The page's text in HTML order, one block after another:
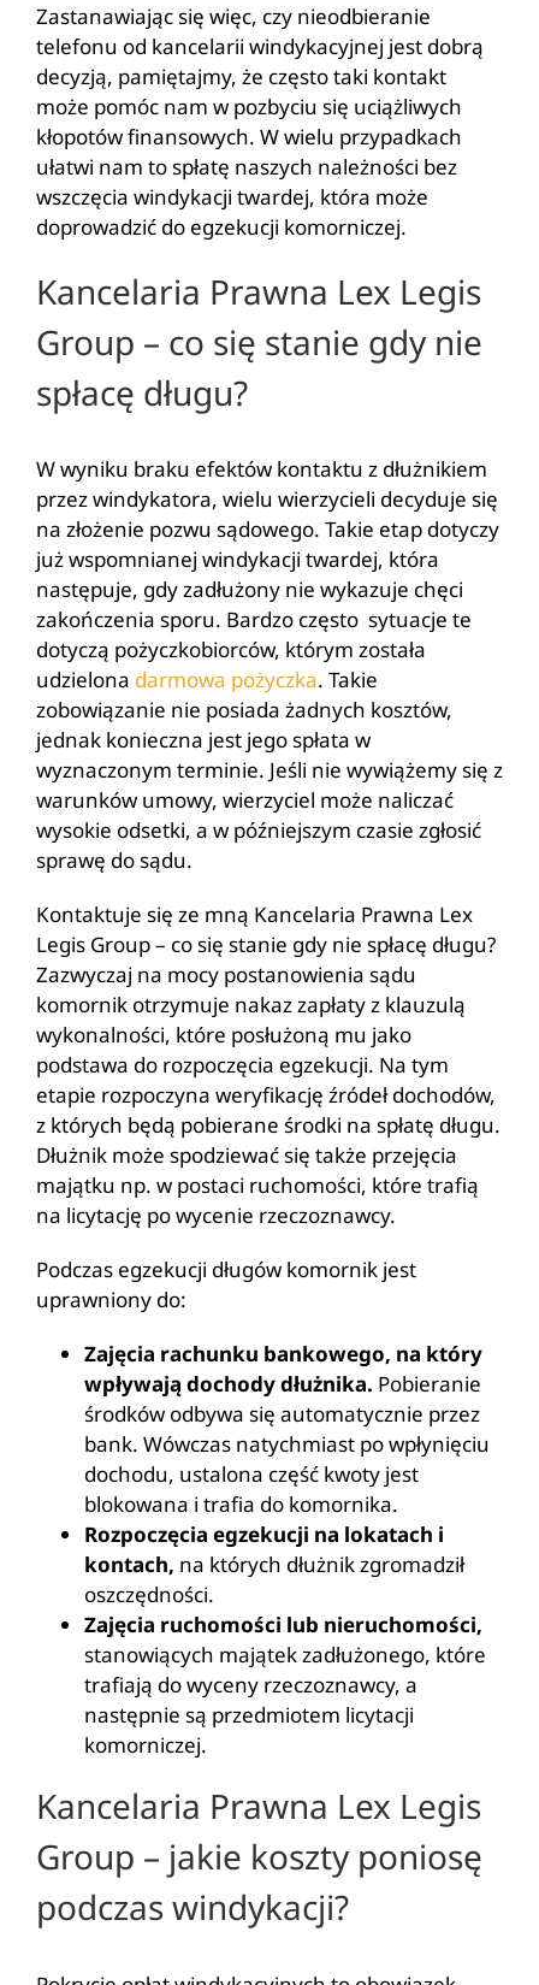
Zastanawiając się więc, czy nieodbieranie
telefonu od kancelarii windykacyjnej jest dobrą
decyzją, pamiętajmy, że często taki kontakt
może pomóc nam w pozbyciu się uciążliwych
kłopotów finansowych. W wielu przypadkach
ułatwi nam to spłatę naszych należności bez
wszczęcia windykacji twardej, która może
doprowadzić do egzekucji komorniczej.
Kancelaria Prawna Lex Legis
Group – co się stanie gdy nie
spłacę długu?
W wyniku braku efektów kontaktu z dłużnikiem
przez windykatora, wielu wierzycieli decyduje się
na złożenie pozwu sądowego. Takie etap dotyczy
już wspomnianej windykacji twardej, która
następuje, gdy zadłużony nie wykazuje chęci
zakończenia sporu. Bardzo często sytuacje te
dotyczą pożyczkobiorców, którym została
udzielona darmowa pożyczka. Takie
zobowiązanie nie posiada żadnych kosztów,
jednak konieczna jest jego spłata w
wyznaczonym terminie. Jeśli nie wywiążemy się z
warunków umowy, wierzyciel może naliczać
wysokie odsetki, a w późniejszym czasie zgłosić
sprawę do sądu.
Kontaktuje się ze mną Kancelaria Prawna Lex
Legis Group – co się stanie gdy nie spłacę długu?
Zazwyczaj na mocy postanowienia sądu
komornik otrzymuje nakaz zapłaty z klauzulą
wykonalności, które posłużoną mu jako
podstawa do rozpoczęcia egzekucji. Na tym
etapie rozpoczyna weryfikację źródeł dochodów,
z których będą pobierane środki na spłatę długu.
Dłużnik może spodziewać się także przejęcia
majątku np. w postaci ruchomości, które trafią
na licytację po wycenie rzeczoznawcy.
Podczas egzekucji długów komornik jest
uprawniony do:
Zajęcia rachunku bankowego, na który
wpływają dochody dłużnika. Pobieranie
środków odbywa się automatycznie przez
bank. Wówczas natychmiast po wpłynięciu
dochodu, ustalona część kwoty jest
blokowana i trafia do komornika.
Rozpoczęcia egzekucji na lokatach i
kontach, na których dłużnik zgromadził
oszczędności.
Zajęcia ruchomości lub nieruchomości,
stanowiących majątek zadłużonego, które
trafiają do wyceny rzeczoznawcy, a
następnie są przedmiotem licytacji
komorniczej.
Kancelaria Prawna Lex Legis
Group – jakie koszty poniosę
podczas windykacji?